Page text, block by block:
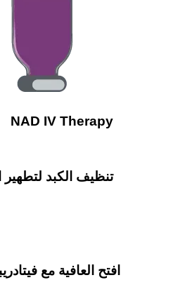
NAD IV Therapy
تنظيف الكبد
افتح العافية مع